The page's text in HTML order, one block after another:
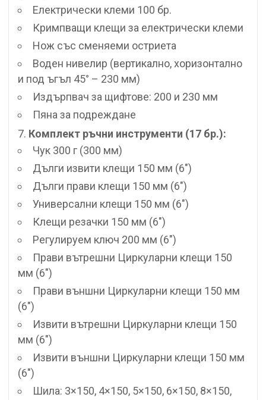
Електрически клеми 100 бр.
Кримпващи клещи за електрически клеми
Нож със сменяеми остриета
Воден нивелир (вертикално, хоризонтално
и под ъгъл 45° – 230 мм)
Издърпвач за щифтове: 200 и 230 мм
Пяна за подреждане
Комплект ръчни инструменти (17 бр.):
Чук 300 г (300 мм)
Дълги извити клещи 150 мм (6″)
Дълги прави клещи 150 мм (6″)
Универсални клещи 150 мм (6″)
Клещи резачки 150 мм (6″)
Регулируем ключ 200 мм (6″)
Прави вътрешни Циркуларни клещи 150
мм (6″)
Прави външни Циркуларни клещи 150 мм
(6″)
Извити вътрешни Циркуларни клещи 150
мм (6″)
Извити външни Циркуларни клещи 150 мм
(6″)
Шила: 3×150, 4×150, 5×150, 6×150, 8×150,